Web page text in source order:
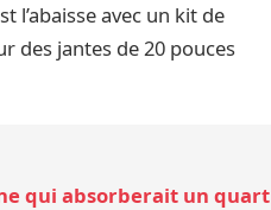
l’abaisse avec un kit de
des jantes de 20 pouces
qui absorberait un quart